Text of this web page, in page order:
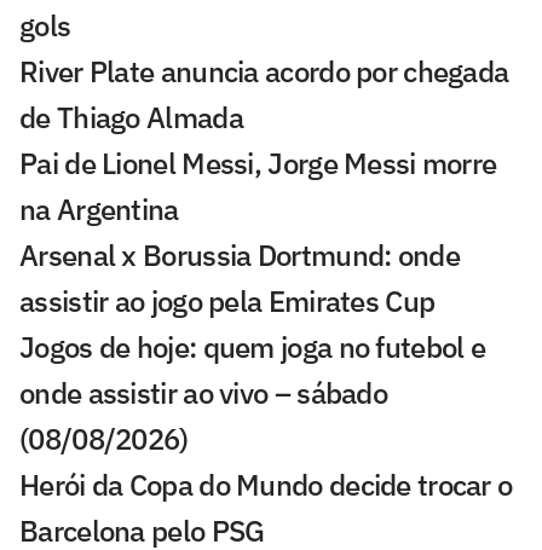
gols
River Plate anuncia acordo por chegada
de Thiago Almada
Pai de Lionel Messi, Jorge Messi morre
na Argentina
Arsenal x Borussia Dortmund: onde
assistir ao jogo pela Emirates Cup
Jogos de hoje: quem joga no futebol e
onde assistir ao vivo – sábado
(08/08/2026)
Herói da Copa do Mundo decide trocar o
Barcelona pelo PSG